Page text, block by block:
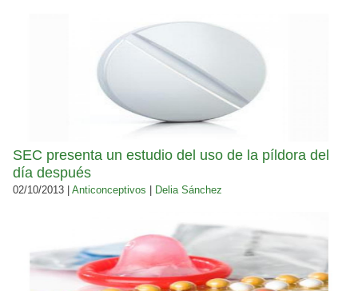
SEC presenta un estudio del uso de la píldora del
día después
02/10/2013 | Anticonceptivos Delia Sánchez